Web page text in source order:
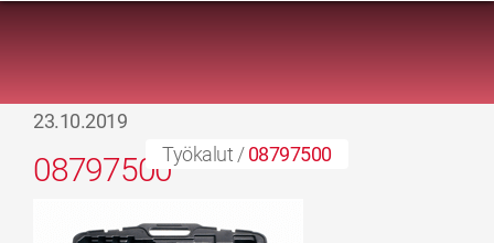
Työkalut /08797500
23.10.2019
08797500